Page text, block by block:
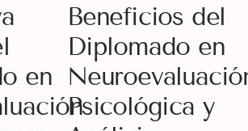
en
Beneficios del
Diplomado en
Psicológica y